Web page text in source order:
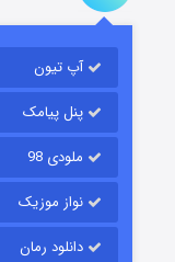
آپ تیون
پنل پیامک
ملودی 98
نواز موزیک
دانلود رمان